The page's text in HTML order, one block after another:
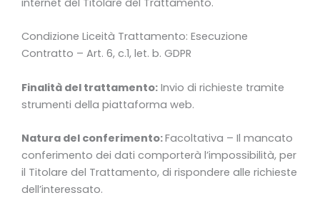
internet del Titolare del Trattamento.
Condizione Liceità Trattamento: Esecuzione
Contratto – Art. 6, c.1, let. b. GDPR
Finalità del trattamento: Invio di richieste tramite
strumenti della piattaforma web.
Natura del conferimento:Facoltativa – Il mancato
conferimento dei dati comporterà l’impossibilità, per
il Titolare del Trattamento, di rispondere alle richieste
dell’interessato.